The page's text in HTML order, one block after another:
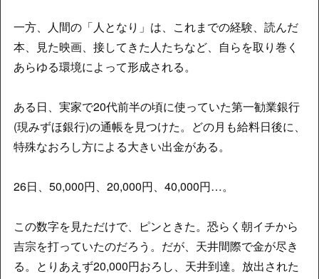
一方、人間の「人となり」は、これまでの経験、読んだ
本、見た映画、接してきた人たちなど、自らを取り巻く
あらゆる環境によって形成される。
ある日、実家で20代前半の頃に使っていた第一勧業銀行
(現みずほ銀行)の通帳を見つけた。どの月も給料日後に、
特殊なおろし方による大きい出金がある。
26日、50,000円、20,000円、40,000円…。
この数字を見ただけで、ピンときた。恐らく朝イチから
吉宗を打っていたのだろう。だが、天井間際で金が尽き
る。とりあえず20,000円おろし、天井到達。放出された